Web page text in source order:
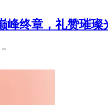
峰终章，礼赞璀璨